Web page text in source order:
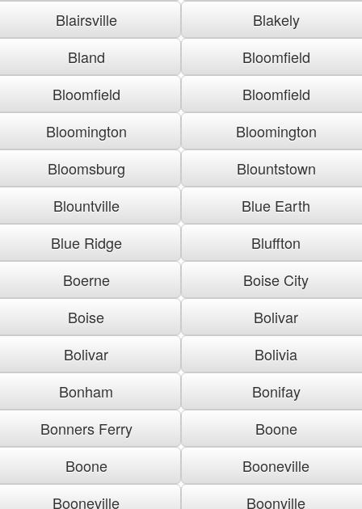
Blairsville
Blakely
Bland
Bloomfield
Bloomfield
Bloomfield
Bloomington
Bloomington
Bloomsburg
Blountstown
Blountville
Blue Earth
Blue Ridge
Bluffton
Boerne
Boise City
Boise
Bolivar
Bolivar
Bolivia
Bonham
Bonifay
Bonners Ferry
Boone
Boone
Booneville
Booneville
Boonville